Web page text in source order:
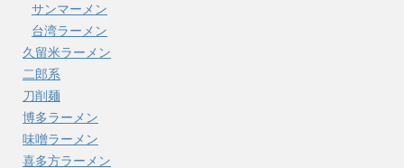
サンマーメン
台湾ラーメン
久留米ラーメン
二郎系
刀削麺
博多ラーメン
味噌ラーメン
喜多方ラーメン